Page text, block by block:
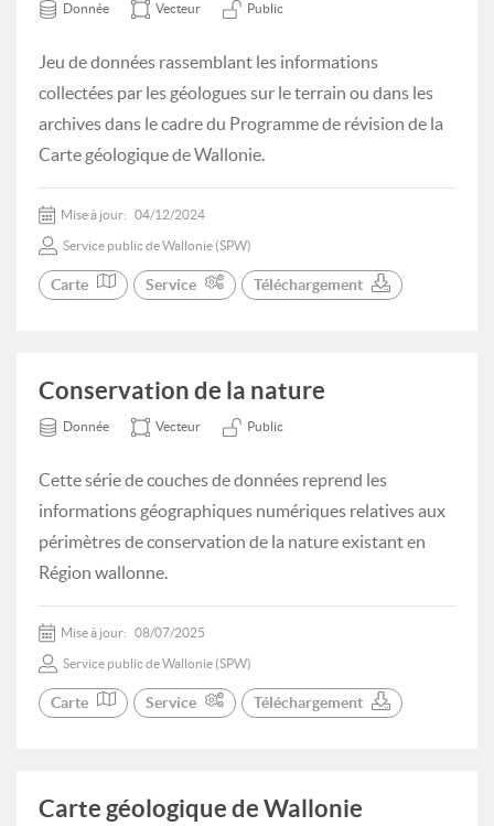
Donnée Vecteur Public
Jeu de données rassemblant les informations
collectées par les géologues sur le terrain ou dans les
archives dans le cadre du Programme de révision de la
Carte géologique de Wallonie.
Mise à jour: 04/12/2024
Service public de Wallonie (SPW)
Carte Service Téléchargement
Conservation de la nature
Donnée Vecteur Public
Cette série de couches de données reprend les
informations géographiques numériques relatives aux
périmètres de conservation de la nature existant en
Région wallonne.
Mise à jour: 08/07/2025
Service public de Wallonie (SPW)
Carte Service Téléchargement
Carte géologique de Wallonie